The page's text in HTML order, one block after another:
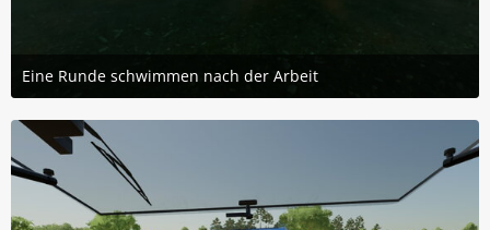
Eine Runde schwimmen nach der Arbeit
20. Dezember 2025 um 13:28
2